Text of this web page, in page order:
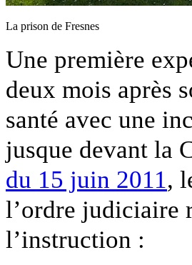
La prison de Fresnes
Une première
deux mois après
santé avec une
jusque devant la
du 15 juin 2011,
l’ordre judiciaire
l’instruction :